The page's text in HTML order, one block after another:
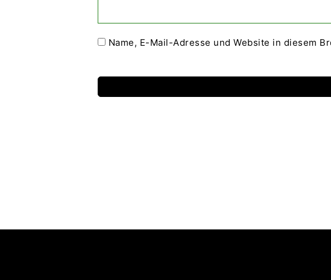
Name, E-Mail-Adresse und Website in diesem